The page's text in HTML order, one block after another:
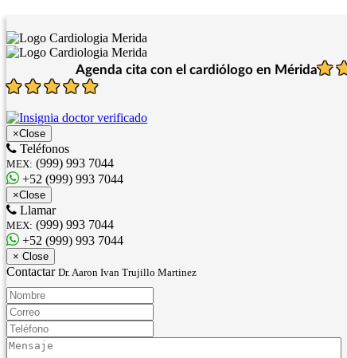
Agenda cita con el cardiólogo en Mérida
×Close
Teléfonos
MEX: (999) 993 7044
+52 (999) 993 7044
×Close
Llamar
MEX: (999) 993 7044
+52 (999) 993 7044
× Close
Contactar Dr. Aaron Ivan Trujillo Martinez
Nombre:
Correo:
Teléfono:
Mensaje: